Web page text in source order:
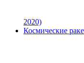
2020)
Космические